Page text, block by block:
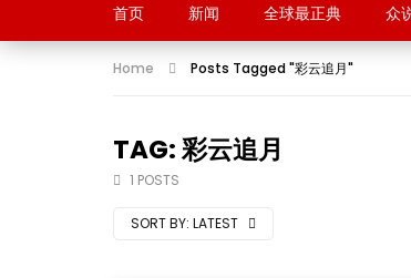
首页 新闻 全球最正典 众
Home Posts Tagged "彩云追月"
TAG: 彩云追月
1 POSTS
SORT BY: LATEST